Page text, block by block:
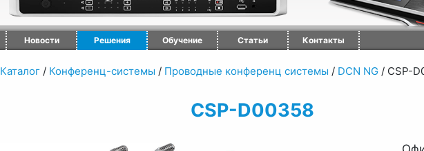
Новости Решения Обучение Статьи Контакты
Каталог / Конференц-системы / Проводные конференц системы / DCN NG / CSP-
CSP-D00358